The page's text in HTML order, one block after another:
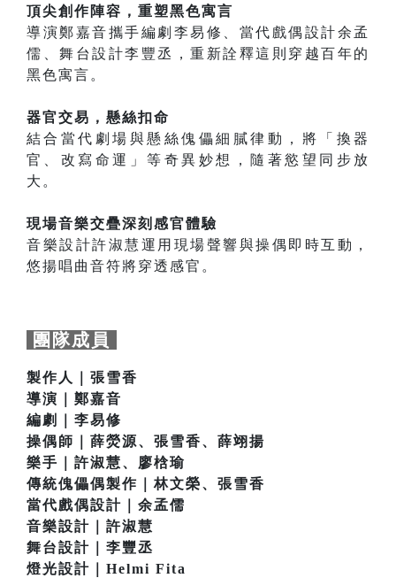
頂尖創作陣容，重塑黑色寓言
導演鄭嘉音攜手編劇李易修、當代戲偶設計余孟
儒、舞台設計李豐丞，重新詮釋這則穿越百年的
黑色寓言。
器官交易，懸絲扣命
結合當代劇場與懸絲傀儡細膩律動，將「換器
官、改寫命運」等奇異妙想，隨著慾望同步放
大。
現場音樂交疊深刻感官體驗
音樂設計許淑慧運用現場聲響與操偶即時互動，
悠揚唱曲音符將穿透感官。
團隊成員
製作人｜張雪香
導演｜鄭嘉音
編劇｜李易修
操偶師｜薛熒源、張雪香、薛翊揚
樂手｜許淑慧、廖梒瑜
傳統傀儡偶製作｜林文榮、張雪香
當代戲偶設計｜余孟儒
音樂設計｜許淑慧
舞台設計｜李豐丞
燈光設計｜Helmi Fita